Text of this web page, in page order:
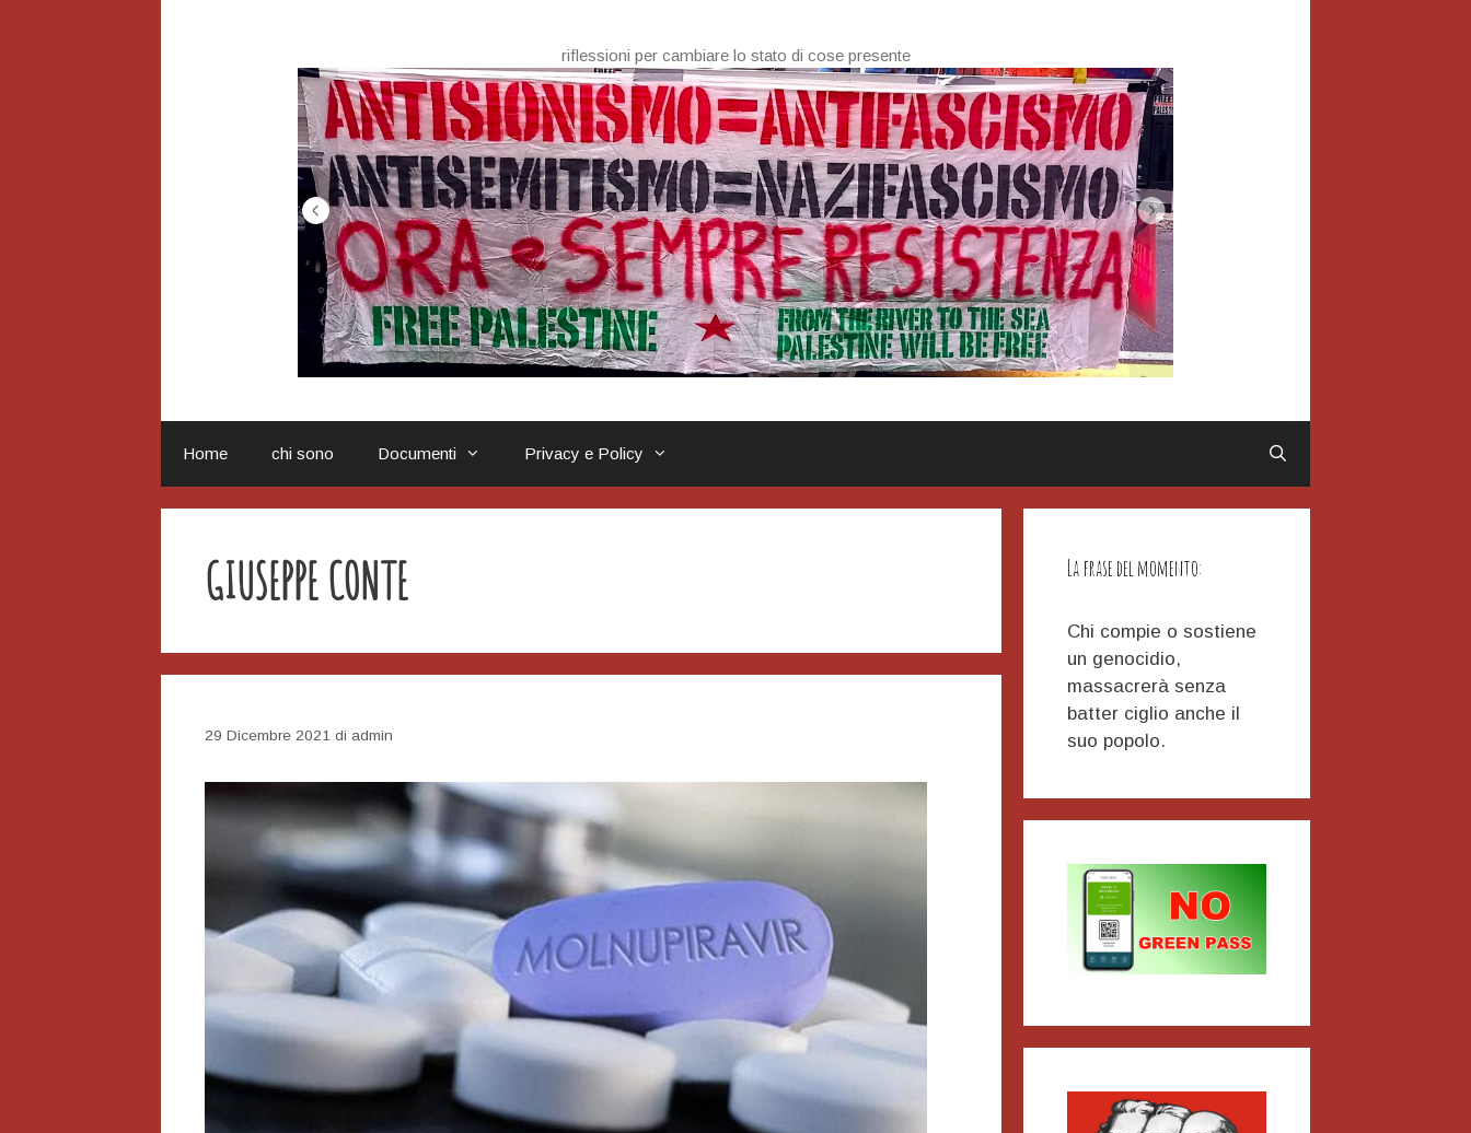
riflessioni per cambiare lo stato di cose presente
Home chi sono Documenti Privacy e Policy
GIUSEPPE CONTE
29 Dicembre 2021 di admin
La frase del momento:
Chi compie o sostiene
un genocidio,
massacrerà senza
batter ciglio anche il
suo popolo.